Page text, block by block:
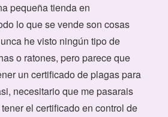
pequeña tienda en
lo que se vende son cosas
he visto ningún tipo de
o ratones, pero parece que
un certificado de plagas para
necesitario que me pasarais
el certificado en control de